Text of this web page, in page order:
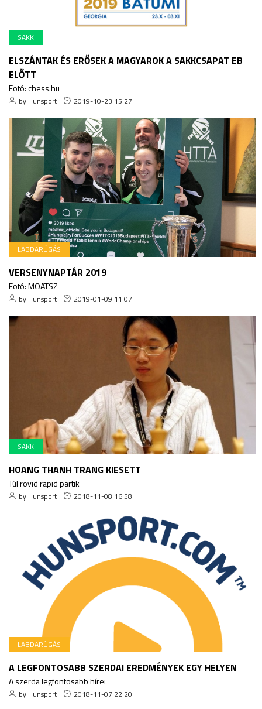
SAKK
ELSZÁNTAK ÉS ERŐSEK A MAGYAROK A SAKKCSAPAT EB
ELŐTT
Fotó: chess.hu
by Hunsport 2019-10-23 15:27
LABDARÚGÁS
VERSENYNAPTÁR 2019
Fotó: MOATSZ
by Hunsport 2019-01-09 11:07
SAKK
HOANG THANH TRANG KIESETT
Túl rövid rapid partik
by Hunsport 2018-11-08 16:58
LABDARÚGÁS
A LEGFONTOSABB SZERDAI EREDMÉNYEK EGY HELYEN
A szerda legfontosabb hírei
by Hunsport 2018-11-07 22:20